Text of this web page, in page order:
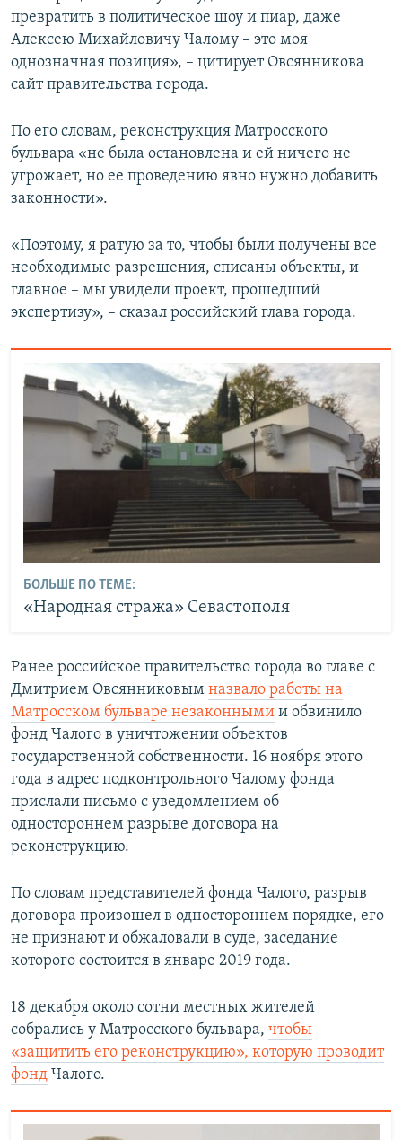
превратить в политическое шоу и пиар, даже
Алексею Михайловичу Чалому – это моя
однозначная позиция», – цитирует Овсянникова
сайт правительства города.
По его словам, реконструкция Матросского
бульвара «не была остановлена и ей ничего не
угрожает, но ее проведению явно нужно добавить
законности».
«Поэтому, я ратую за то, чтобы были получены все
необходимые разрешения, списаны объекты, и
главное – мы увидели проект, прошедший
экспертизу», – сказал российский глава города.
БОЛЬШЕ ПО ТЕМЕ:
«Народная стража» Севастополя
Ранее российское правительство города во главе с
Дмитрием Овсянниковым назвало работы на
Матросском бульваре незаконными и обвинило
фонд Чалого в уничтожении объектов
государственной собственности. 16 ноября этого
года в адрес подконтрольного Чалому фонда
прислали письмо с уведомлением об
одностороннем разрыве договора на
реконструкцию.
По словам представителей фонда Чалого, разрыв
договора произошел в одностороннем порядке, его
не признают и обжаловали в суде, заседание
которого состоится в январе 2019 года.
18 декабря около сотни местных жителей
собрались у Матросского бульвара, чтобы
«защитить его реконструкцию», которую проводит
фонд Чалого.